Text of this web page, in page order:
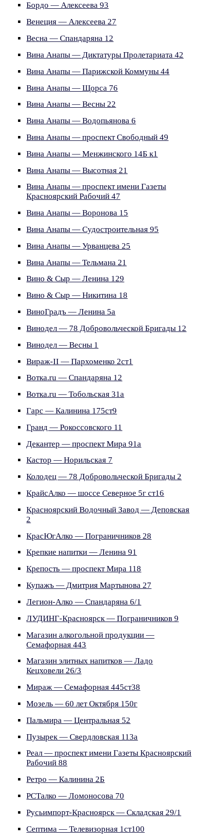
Бордо — Алексеева 93
Венеция — Алексеева 27
Весна — Спандаряна 12
Вина Анапы — Диктатуры Пролетариата 42
Вина Анапы — Парижской Коммуны 44
Вина Анапы — Щорса 76
Вина Анапы — Весны 22
Вина Анапы — Водопьянова 6
Вина Анапы — проспект Свободный 49
Вина Анапы — Менжинского 14Б к1
Вина Анапы — Высотная 21
Вина Анапы — проспект имени Газеты
Красноярский Рабочий 47
Вина Анапы — Воронова 15
Вина Анапы — Судостроительная 95
Вина Анапы — Урванцева 25
Вина Анапы — Тельмана 21
Вино & Сыр — Ленина 129
Вино & Сыр — Никитина 18
ВиноГрадъ — Ленина 5а
Винодел — 78 Добровольческой Бригады 12
Винодел — Весны 1
Вираж-II — Пархоменко 2ст1
Вотка.ru — Спандаряна 12
Вотка.ru — Тобольская 31а
Гарс — Калинина 175ст9
Гранд — Рокоссовского 11
Декантер — проспект Мира 91а
Кастор — Норильская 7
Колодец — 78 Добровольческой Бригады 2
КрайсАлко — шоссе Северное 5г ст16
Красноярский Водочный Завод — Деповская
2
КрасЮгАлко — Пограничников 28
Крепкие напитки — Ленина 91
Крепость — проспект Мира 118
Купажъ — Дмитрия Мартынова 27
Легион-Алко — Спандаряна 6/1
ЛУДИНГ-Красноярск — Пограничников 9
Магазин алкогольной продукции —
Семафорная 443
Магазин элитных напитков — Ладо
Кецховели 26/3
Мираж — Семафорная 445ст38
Мозель — 60 лет Октября 150г
Пальмира — Центральная 52
Пузырек — Свердловская 113а
Реал — проспект имени Газеты Красноярский
Рабочий 88
Ретро — Калинина 2Б
РСТалко — Ломоносова 70
Русьимпорт-Красноярск — Складская 29/1
Септима — Телевизорная 1ст100